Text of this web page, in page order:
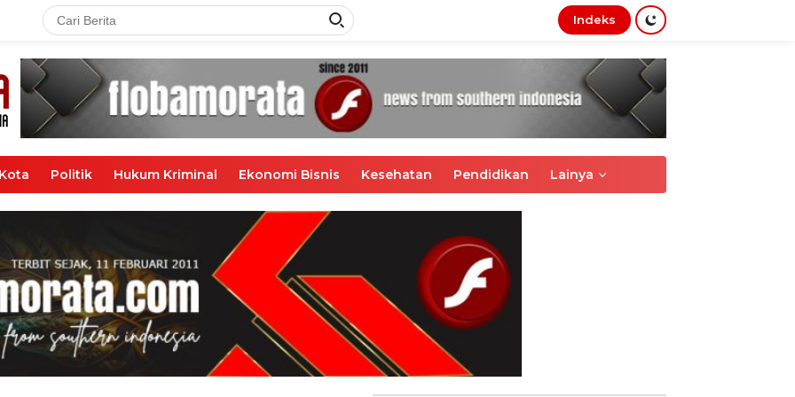
Indeks
Politik Hukum Kriminal Ekonomi Bisnis Kesehatan Pendidikan Lainya